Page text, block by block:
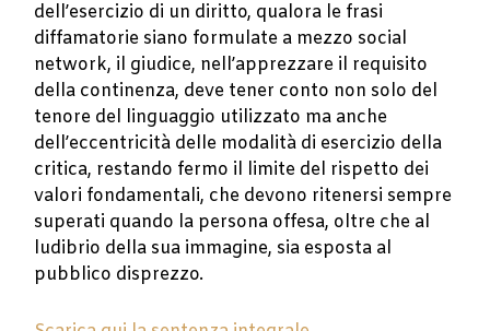
dell’esercizio di un diritto, qualora le frasi
diffamatorie siano formulate a mezzo social
network, il giudice, nell’apprezzare il requisito
della continenza, deve tener conto non solo del
tenore del linguaggio utilizzato ma anche
dell’eccentricità delle modalità di esercizio della
critica, restando fermo il limite del rispetto dei
valori fondamentali, che devono ritenersi sempre
superati quando la persona offesa, oltre che al
ludibrio della sua immagine, sia esposta al
pubblico disprezzo.